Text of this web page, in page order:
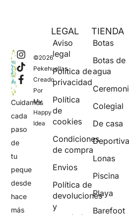
Cuidamos
cada
paso
de
tu
peque
desde
hace
más
©2026
Pekehuellas.
Creado
Por
My
Happy
Idea
TIENDA
Botas
Botas de
agua
Colegial
De casa
Lonas
Piscina
Playa
Barefoot
LEGAL
Aviso
legal
Política de
privacidad
Política
de
cookies
Condiciones
de compra
Envios
Política de
devoluciones
y